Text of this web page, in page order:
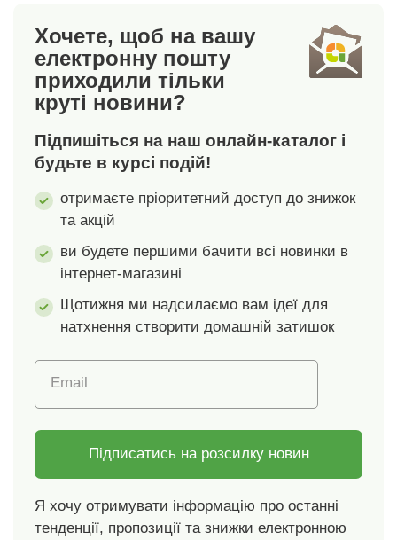
вироби, які пройшли
лабораторні
випробування на
широкий спектр
шкідливих речовин, і
поза межами чинних
стандартів. Чистіть
вологою губкою.
Хочете, щоб на вашу
електронну пошту
приходили тільки
круті новини?
Підпишіться на наш онлайн-каталог і
будьте в курсі подій!
отримаєте пріоритетний доступ до знижок
та акцій
ви будете першими бачити всі новинки в
інтернет-магазині
Щотижня ми надсилаємо вам ідеї для
натхнення створити домашній затишок
Email
Підписатись на розсилку новин
Я хочу отримувати інформацію про останні
тенденції, пропозиції та знижки електронною